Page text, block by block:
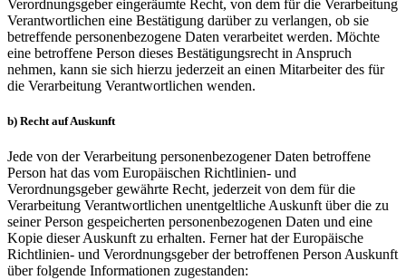
Verordnungsgeber eingeräumte Recht, von dem für die Verarbeitung
Verantwortlichen eine Bestätigung darüber zu verlangen, ob sie
betreffende personenbezogene Daten verarbeitet werden. Möchte
eine betroffene Person dieses Bestätigungsrecht in Anspruch
nehmen, kann sie sich hierzu jederzeit an einen Mitarbeiter des für
die Verarbeitung Verantwortlichen wenden.
b) Recht auf Auskunft
Jede von der Verarbeitung personenbezogener Daten betroffene
Person hat das vom Europäischen Richtlinien- und
Verordnungsgeber gewährte Recht, jederzeit von dem für die
Verarbeitung Verantwortlichen unentgeltliche Auskunft über die zu
seiner Person gespeicherten personenbezogenen Daten und eine
Kopie dieser Auskunft zu erhalten. Ferner hat der Europäische
Richtlinien- und Verordnungsgeber der betroffenen Person Auskunft
über folgende Informationen zugestanden: